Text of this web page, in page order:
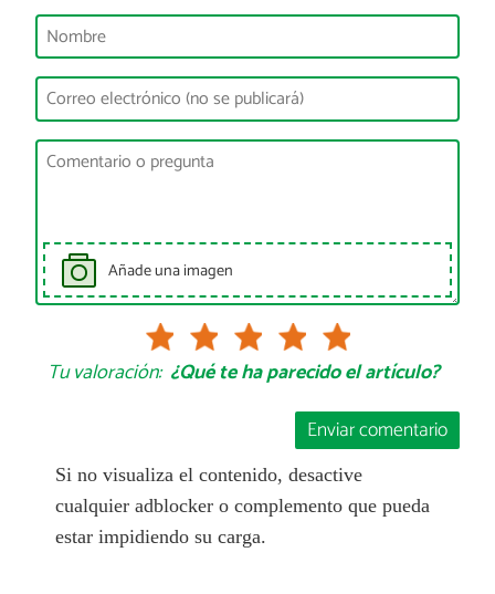
Añade una imagen
Tu valoración: ¿Qué te ha parecido el artículo?
Enviar comentario
Si no visualiza el contenido, desactive
cualquier adblocker o complemento que pueda
estar impidiendo su carga.